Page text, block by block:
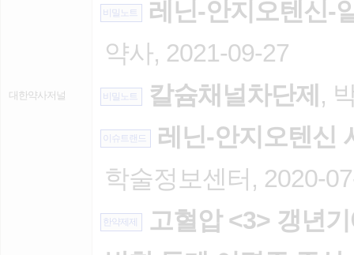
대한약사저널
비밀노트
레닌-안지오텐신-
약사, 2021-09-27
비밀노트 칼슘채널차단제 ,
이슈트랜드
레닌-안지오텐신
학술정보센터, 2020-
한약제제
고혈압 <3> 갱년